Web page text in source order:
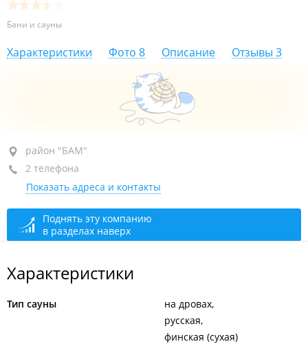
Бани и сауны
Характеристики Фото 8 Описание Отзывы 3
район "БАМ", ул. Карбышева, 9А стр. 5
+7 (423) 290-46-90
+7 902 505-46-90
круглосуточно
район "БАМ"
2 телефона
Показать адреса и контакты
Поднять эту компанию
в разделах наверх
Характеристики
Тип сауны
на дровах
русская
финская (сухая)